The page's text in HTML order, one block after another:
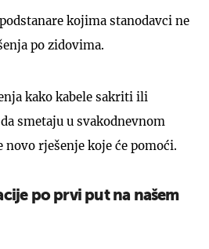
kojima stanodavci ne
po zidovima.
kako kabele sakriti ili
smetaju u svakodnevnom
rješenje koje će pomoći.
po prvi put na našem